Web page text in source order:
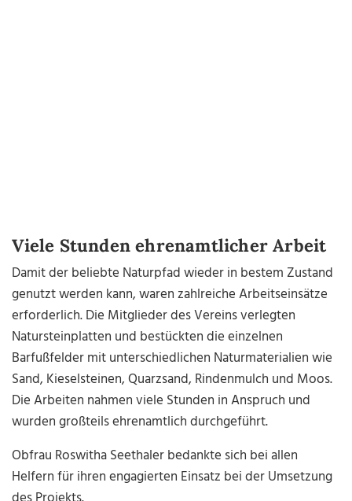
Viele Stunden ehrenamtlicher Arbeit
Damit der beliebte Naturpfad wieder in bestem Zustand
genutzt werden kann, waren zahlreiche Arbeitseinsätze
erforderlich. Die Mitglieder des Vereins verlegten
Natursteinplatten und bestückten die einzelnen
Barfußfelder mit unterschiedlichen Naturmaterialien wie
Sand, Kieselsteinen, Quarzsand, Rindenmulch und Moos.
Die Arbeiten nahmen viele Stunden in Anspruch und
wurden großteils ehrenamtlich durchgeführt.
Obfrau Roswitha Seethaler bedankte sich bei allen
Helfern für ihren engagierten Einsatz bei der Umsetzung